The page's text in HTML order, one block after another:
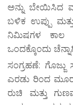
ಅನ್ನು ಬೇಯಿಸಿದ
ಬಳಿಕ ಉಪ್ಪು
ನಿಮಿಷಗಳ ಕಾಲ
ಒಂದಕ್ಕೊಂದು
ಸಂಗ್ರಹಣೆ: ಗೊಜ್ಜು
ಎರಡು ರಿಂದ
ರುಚಿ ಮತ್ತು